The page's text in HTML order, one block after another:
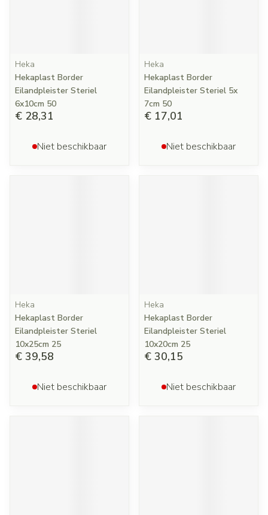
Heka
Hekaplast Border
Eilandpleister Steriel
6x10cm 50
€ 28,31
Niet beschikbaar
Heka
Hekaplast Border
Eilandpleister Steriel 5x
7cm 50
€ 17,01
Niet beschikbaar
Heka
Hekaplast Border
Eilandpleister Steriel
10x25cm 25
€ 39,58
Niet beschikbaar
Heka
Hekaplast Border
Eilandpleister Steriel
10x20cm 25
€ 30,15
Niet beschikbaar